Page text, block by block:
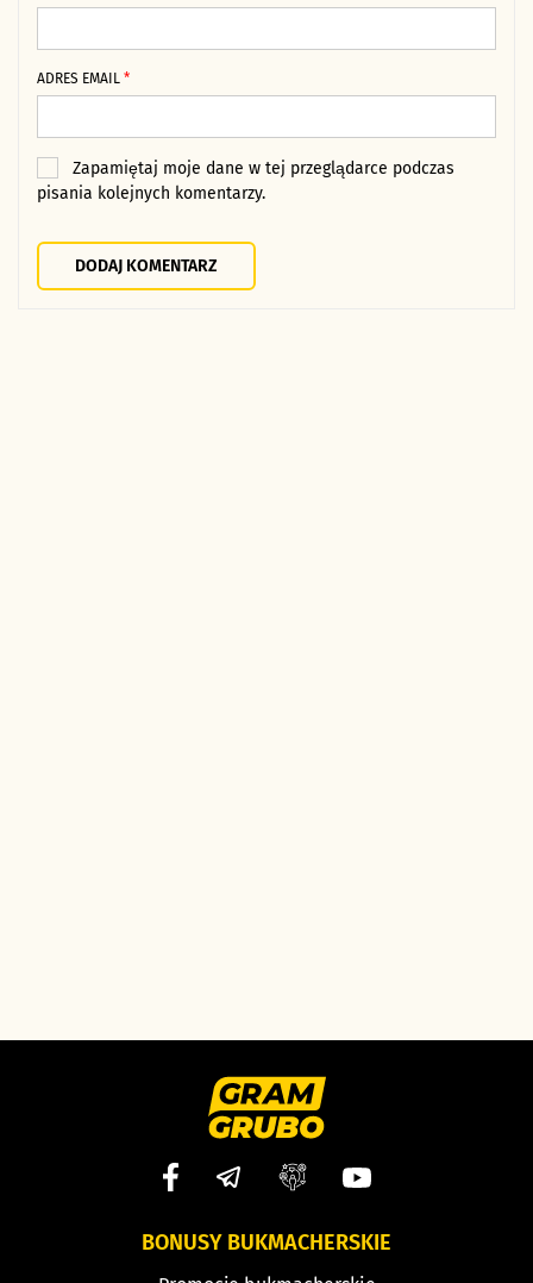
ADRES EMAIL *
Zapamiętaj moje dane w tej przeglądarce podczas
pisania kolejnych komentarzy.
BONUSY BUKMACHERSKIE